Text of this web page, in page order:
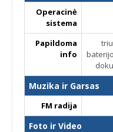
Operacinė
sistema
Papildoma
info
Muzika ir Garsas
FM radija
Foto ir Video